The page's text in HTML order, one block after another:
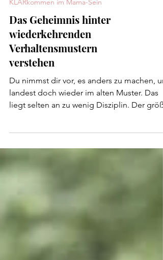
KLARkommen im Mama-Sein
Das Geheimnis hinter
wiederkehrenden
Verhaltensmustern
verstehen
Du nimmst dir vor, es anders zu machen,
landest doch wieder im alten Muster. Das
Teil dessen, was dich steuert, läuft in
Unterbewusstsein ab, in Programmen, die
erkennst, bekommst du die Wahl zurück.